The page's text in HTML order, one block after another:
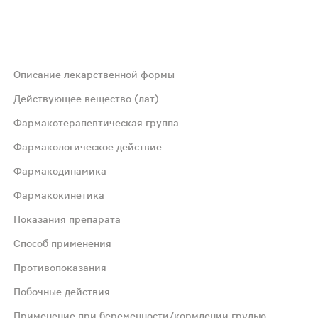
с одной стороны; на поперечном разрезе таблетки
обусловлен, по-видимому, двумя
обусловлен, по-видимому, двумя
Описание лекарственной формы
Действующее вещество (лат)
Фармакотерапевтическая группа
Фармакологическое действие
Фармакодинамика
Фармакокинетика
Показания препарата
Способ применения
Противопоказания
Побочные действия